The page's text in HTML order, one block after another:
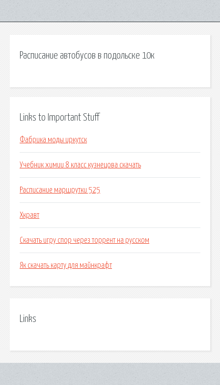
Расписание автобусов в подольске 10к
Links to Important Stuff
Фабрика моды иркутск
Учебник химии 8 класс кузнецова скачать
Расписание маршрутки 525
Хкравт
Скачать игру спор через торрент на русском
Як скачать карту для майнкрафт
Links